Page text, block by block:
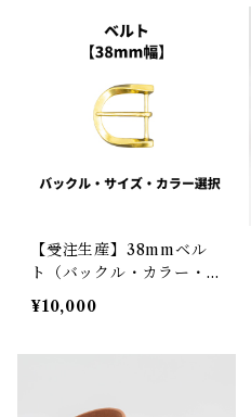
【受注生産】38mmベル
ト（バックル・カラー・サ
イズ）
¥10,000